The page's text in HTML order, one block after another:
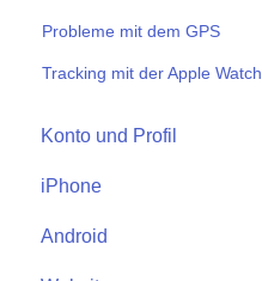
Probleme mit dem GPS
Tracking mit der Apple Watch
Konto und Profil
iPhone
Start
Android